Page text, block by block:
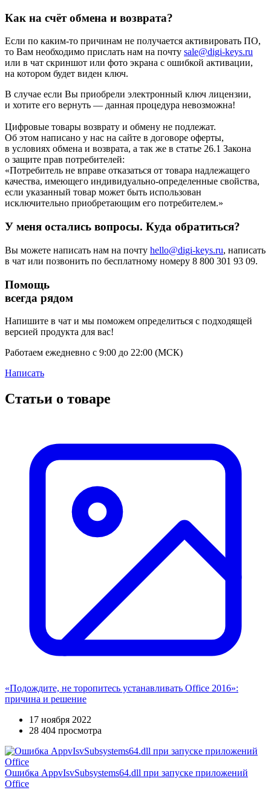
Как на счёт обмена и возврата?
Если по каким-то причинам не получается активировать ПО,
то Вам необходимо прислать нам на почту sale@digi-keys.ru
или в чат скриншот или фото экрана с ошибкой активации,
на котором будет виден ключ.
В случае если Вы приобрели электронный ключ лицензии,
и хотите его вернуть — данная процедура невозможна!
Цифровые товары возврату и обмену не подлежат.
Об этом написано у нас на сайте в договоре оферты,
в условиях обмена и возврата, а так же в статье 26.1 Закона
о защите прав потребителей:
«Потребитель не вправе отказаться от товара надлежащего
качества, имеющего индивидуально-определенные свойства,
если указанный товар может быть использован
исключительно приобретающим его потребителем.»
У меня остались вопросы. Куда обратиться?
Вы можете написать нам на почту hello@digi-keys.ru, написать
в чат или позвонить по бесплатному номеру 8 800 301 93 09.
Помощь
всегда рядом
Напишите в чат и мы поможем определиться с подходящей
версией продукта для вас!
Работаем ежедневно с 9:00 до 22:00 (МСК)
Написать
Статьи о товаре
«Подождите, не торопитесь устанавливать Office 2016»:
причина и решение
17 ноября 2022
28 404 просмотра
Ошибка AppvIsvSubsystems64.dll при запуске приложений
Office